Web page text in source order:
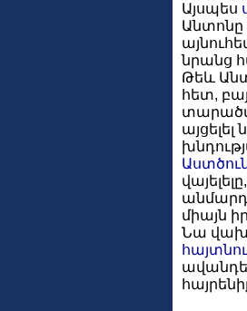
Այսպես
Անտոնը
նրանց
Թեև
հետ,
այցելել
միայն
Նա